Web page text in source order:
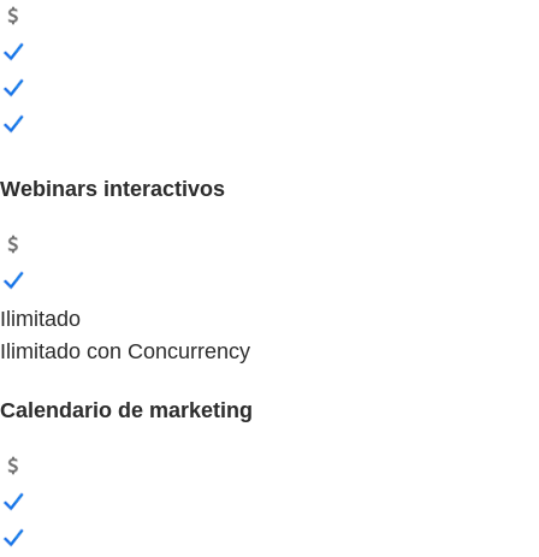
Webinars interactivos
Ilimitado
Ilimitado con Concurrency
Calendario de marketing